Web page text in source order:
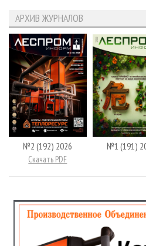
АРХИВ ЖУРНАЛОВ
№2 (192) 2026
Скачать PDF
№1 (191)